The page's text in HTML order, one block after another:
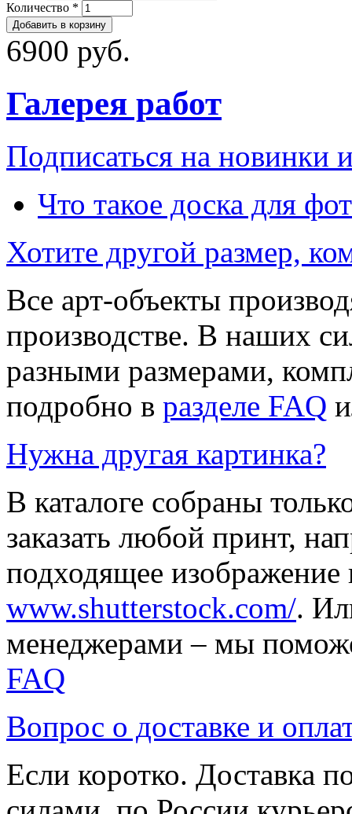
Количество *
6900 руб.
Галерея работ
Подписаться на новинки
Что такое доска для
Хотите другой размер,
Все арт-объекты
производстве. В наших
разными размерами,
подробно в разделе FAQ
Нужна другая картинка?
В каталоге собраны
заказать любой принт,
подходящее изображение
www.shutterstock.com/.
менеджерами – мы
FAQ
Вопрос о доставке и
Если коротко. Доставка